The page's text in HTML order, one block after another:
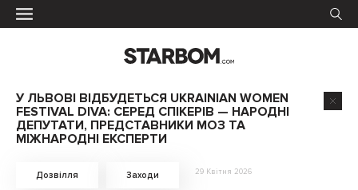
У ЛЬВОВІ ВІДБУДЕТЬСЯ UKRAINIAN WOMEN
FESTIVAL DIVA: СЕРЕД СПІКЕРІВ — НАРОДНІ
ДЕПУТАТИ, ПРЕДСТАВНИКИ МОЗ ТА
МІЖНАРОДНІ ЕКСПЕРТИ
Дозвілля Заходи 29 Квітня 2026